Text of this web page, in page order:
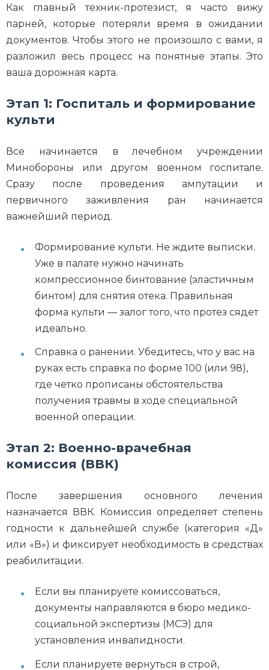
Как главный техник-протезист, я часто вижу
парней, которые потеряли время в ожидании
документов. Чтобы этого не произошло с вами, я
разложил весь процесс на понятные этапы. Это
ваша дорожная карта.
Этап 1: Госпиталь и формирование
культи
Все начинается в лечебном учреждении
Минобороны или другом военном госпитале.
Сразу после проведения ампутации и
первичного заживления ран начинается
важнейший период.
Формирование культи. Не ждите выписки.
Уже в палате нужно начинать
компрессионное бинтование (эластичным
бинтом) для снятия отека. Правильная
форма культи — залог того, что протез сядет
идеально.
Справка о ранении. Убедитесь, что у вас на
руках есть справка по форме 100 (или 98),
где четко прописаны обстоятельства
получения травмы в ходе специальной
военной операции.
Этап 2: Военно-врачебная
комиссия (ВВК)
После завершения основного лечения
назначается ВВК. Комиссия определяет степень
годности к дальнейшей службе (категория «Д»
или «В») и фиксирует необходимость в средствах
реабилитации.
Если вы планируете комиссоваться,
документы направляются в бюро медико-
социальной экспертизы (МСЭ) для
установления инвалидности.
Если планируете вернуться в строй,